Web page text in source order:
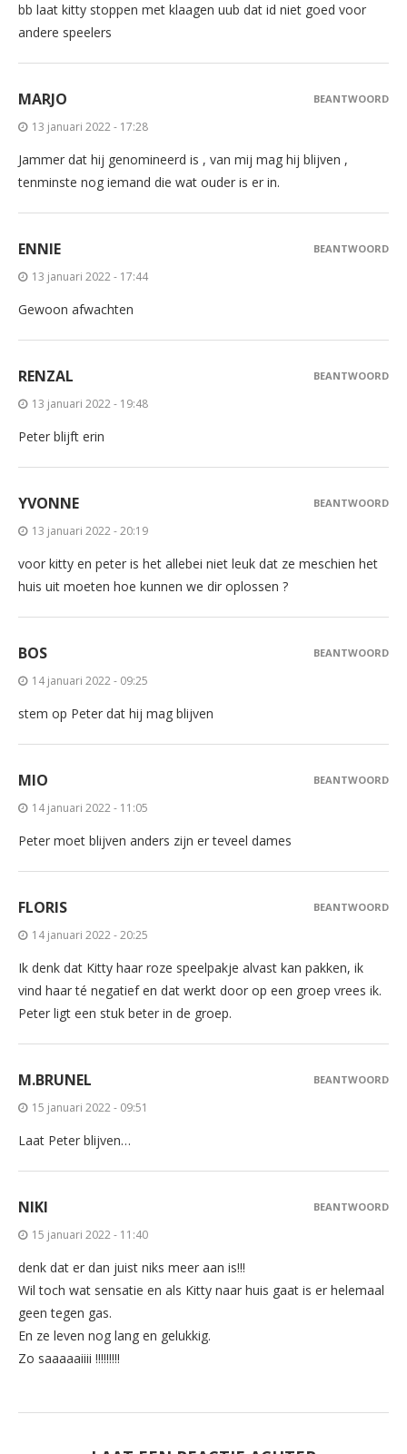
bb laat kitty stoppen met klaagen uub dat id niet goed voor
andere speelers
MARJO
13 januari 2022 - 17:28
Jammer dat hij genomineerd is , van mij mag hij blijven ,
tenminste nog iemand die wat ouder is er in.
BEANTWOORD
ENNIE
13 januari 2022 - 17:44
Gewoon afwachten
BEANTWOORD
RENZAL
13 januari 2022 - 19:48
Peter blijft erin
BEANTWOORD
YVONNE
13 januari 2022 - 20:19
voor kitty en peter is het allebei niet leuk dat ze meschien het
huis uit moeten hoe kunnen we dir oplossen ?
BEANTWOORD
BOS
14 januari 2022 - 09:25
stem op Peter dat hij mag blijven
BEANTWOORD
MIO
14 januari 2022 - 11:05
Peter moet blijven anders zijn er teveel dames
BEANTWOORD
FLORIS
14 januari 2022 - 20:25
Ik denk dat Kitty haar roze speelpakje alvast kan pakken, ik
vind haar té negatief en dat werkt door op een groep vrees ik.
Peter ligt een stuk beter in de groep.
BEANTWOORD
M.BRUNEL
15 januari 2022 - 09:51
Laat Peter blijven…
BEANTWOORD
NIKI
15 januari 2022 - 11:40
denk dat er dan juist niks meer aan is!!!
Wil toch wat sensatie en als Kitty naar huis gaat is er helemaal
geen tegen gas.
En ze leven nog lang en gelukkig.
Zo saaaaaiiii !!!!!!!!!
BEANTWOORD